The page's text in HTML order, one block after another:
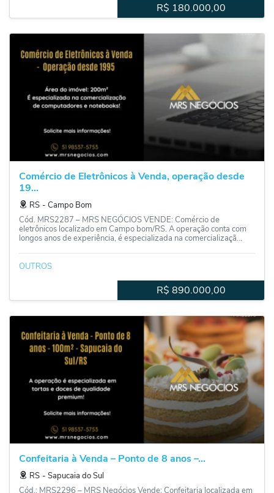
R$ 180.000,00
Comércio de Eletrônicos à Venda, operação desde
19...
RS ‐ Campo Bom
Cód. MRS2287 – MRS NEGÓCIOS VENDE: Comércio de
eletrônicos localizado em Campo bom/RS. A operação conta com
longos anos de experiência, é especializada na comercializaçã...
OUTROS
R$ 890.000,00
Confeitaria à Venda – Ponto de 8 anos –...
RS ‐ Sapucaia do Sul
Cód.: MRS2296 – MRS Negócios Vende: Confeitaria localizada em